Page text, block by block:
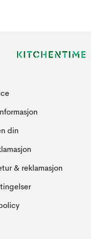
din
& reklamasjon